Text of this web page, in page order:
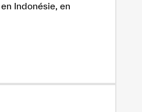
Indonésie, en